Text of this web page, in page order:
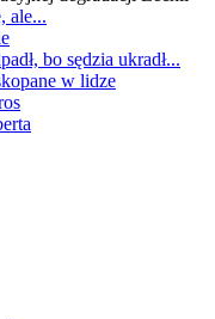
ale...
bo sędzia ukradł...
w lidze